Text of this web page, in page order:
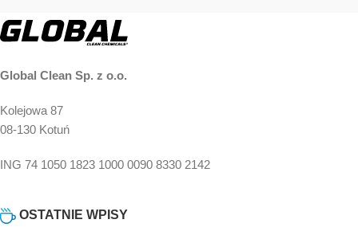
Global Clean Sp. z o.o.
Kolejowa 87
08-130 Kotuń
ING 74 1050 1823 1000 0090 8330 2142
OSTATNIE WPISY